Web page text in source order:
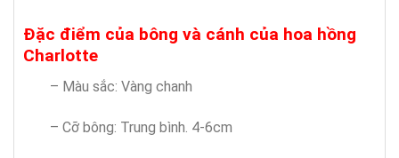
Đặc điểm của bông và cánh của hoa hồng
Charlotte
– Màu sắc: Vàng chanh
– Cỡ bông: Trung bình. 4-6cm